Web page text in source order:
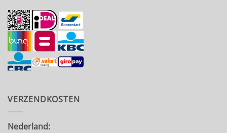
VERZENDKOSTEN
Nederland: